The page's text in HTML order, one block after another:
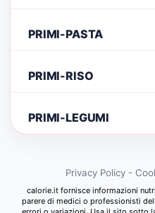
PRIMI-PASTA
PRIMI-RISO
PRIMI-LEGUMI
Privacy Policy-
calorie.it fornisce informazioni
parere di medici o professionisti